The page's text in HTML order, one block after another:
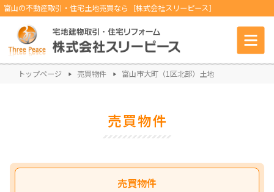
富山の不動産取引・住宅土地売買なら［株式会社スリーピース］
トップページ 売買物件 富山市大町（1区北部）土地
売買物件
売買物件